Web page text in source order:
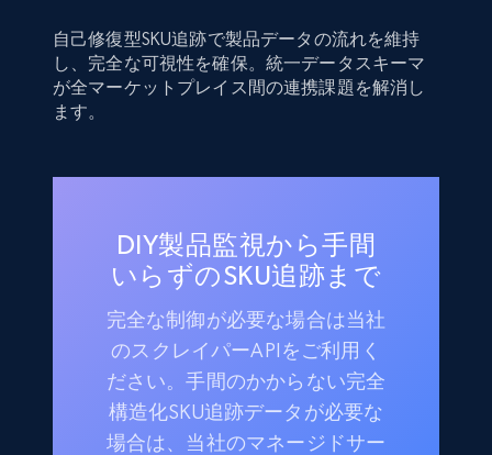
自己修復型SKU追跡で製品データの流れを維持
し、完全な可視性を確保。統一データスキーマ
が全マーケットプレイス間の連携課題を解消し
ます。
DIY製品監視から手間
いらずのSKU追跡まで
完全な制御が必要な場合は当社
のスクレイパーAPIをご利用く
ださい。手間のかからない完全
構造化SKU追跡データが必要な
場合は、当社のマネージドサー